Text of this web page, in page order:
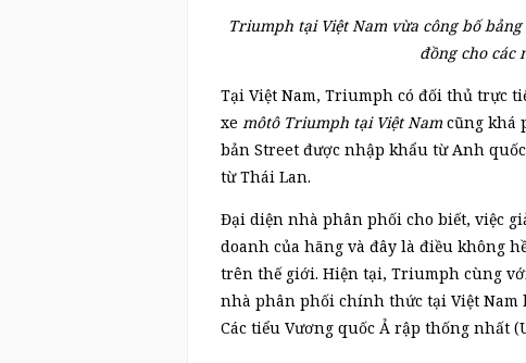
Triumph tại Việt Nam vừa công bố
đồng cho các
Tại Việt Nam, Triumph có đối thủ trực
xe môtô Triumph tại Việt Nam cũng khá
bản Street được nhập khẩu từ Anh
từ Thái Lan.
Đại diện nhà phân phối cho biết, việc
doanh của hãng và đây là điều không
trên thế giới. Hiện tại, Triumph cùng
nhà phân phối chính thức tại Việt Nam
Các tiểu Vương quốc Ả rập thống nhất